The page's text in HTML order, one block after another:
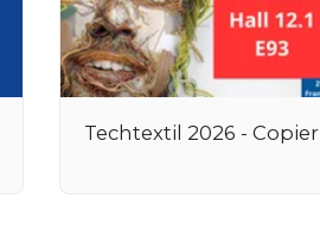
Techtextil 2026 - Copier